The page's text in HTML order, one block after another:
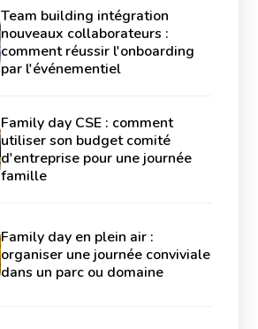
Team building intégration
nouveaux collaborateurs :
comment réussir l'onboarding
par l'événementiel
Family day CSE : comment
utiliser son budget comité
d'entreprise pour une journée
famille
Family day en plein air :
organiser une journée conviviale
dans un parc ou domaine